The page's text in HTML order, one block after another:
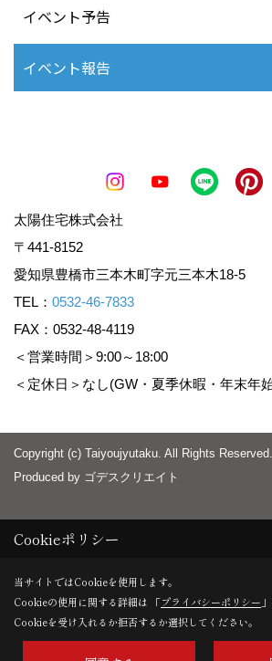
イベント予告
イベント報告
太陽住宅株式会社
〒441-8152
愛知県豊橋市三本木町字元三本木18-5
TEL： 0532-46-7833
FAX：0532-48-4119
＜営業時間＞9:00～18:00
＜定休日＞なし(GW・夏季休暇・年末年
Copyright (c) Taiyoujyutaku. All Rights Reserved.
Produced by ゴデスクリエイト
Cookieポリシー
当サイトではCookieを使用します。
Cookieの使用に関する詳細は 「プライバシーポリシー
Cookieを受け入れるか拒否するか選択してください。